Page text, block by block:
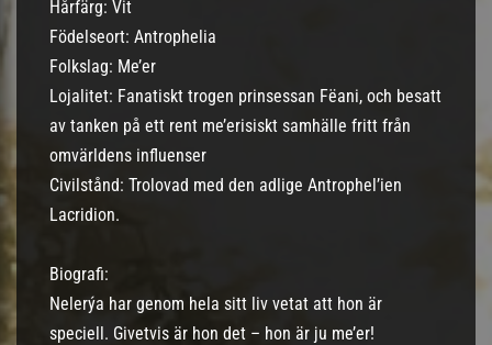
Hårfärg: Vit
Födelseort: Antrophelia
Folkslag: Me’er
Lojalitet: Fanatiskt trogen prinsessan Fëani, och besatt
av tanken på ett rent me’erisiskt samhälle fritt från
omvärldens influenser
Civilstånd: Trolovad med den adlige Antrophel’ien
Lacridion.
Biografi:
Nelerýa har genom hela sitt liv vetat att hon är
speciell. Givetvis är hon det – hon är ju me’er!